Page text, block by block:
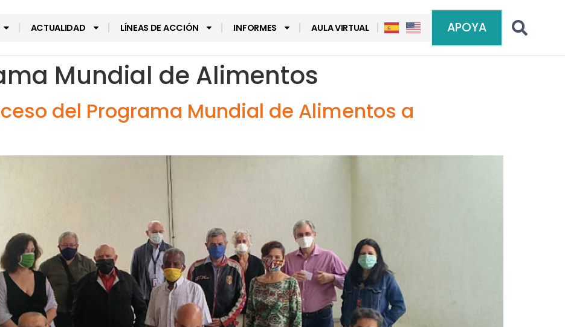
ACTUALIDAD LÍNEAS DE ACCIÓN INFORMES AULA VIRTUAL APOYA
Mundial de Alimentos
del Programa Mundial de Alimentos a